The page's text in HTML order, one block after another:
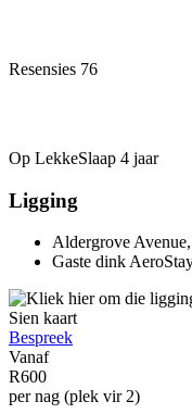
Resensies 76
Op LekkeSlaap 4 jaar
Ligging
Aldergrove
Gaste dink
Sien kaart
Bespreek
Vanaf
R600
per nag (plek vir 2)